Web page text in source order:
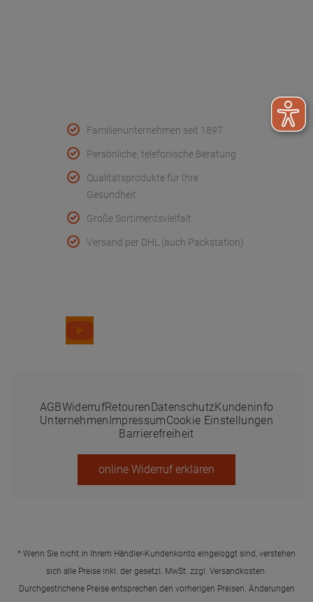
Familienunternehmen seit 1897
Persönliche, telefonische Beratung
Qualitätsprodukte für Ihre
Gesundheit
Große Sortimentsvielfalt
Versand per DHL (auch Packstation)
AGBWiderrufRetouren DatenschutzKundeninfo
Unternehmen ImpressumCookie Einstellungen
Barrierefreiheit
online Widerruf erklären
* Wenn Sie nicht in Ihrem Händler-Kundenkonto eingeloggt sind, verstehen
sich alle Preise inkl. der gesetzl. MwSt. zzgl. Versandkosten.
Durchgestrichene Preise entsprechen den vorherigen Preisen. Änderungen